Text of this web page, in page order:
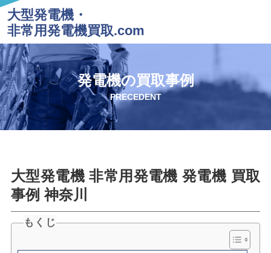
大型発電機・
非常用発電機買取.com
発電機の買取事例
PRECEDENT
大型発電機 非常用発電機 発電機 買取
事例 神奈川
もくじ